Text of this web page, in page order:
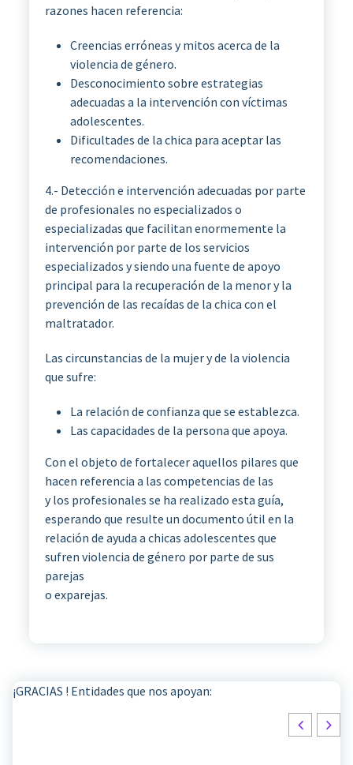
razones hacen referencia:
Creencias erróneas y mitos acerca de la
violencia de género.
Desconocimiento sobre estrategias
adecuadas a la intervención con víctimas
adolescentes.
Dificultades de la chica para aceptar las
recomendaciones.
4.- Detección e intervención adecuadas por parte
de profesionales no especializados o
especializadas que facilitan enormemente la
intervención por parte de los servicios
especializados y siendo una fuente de apoyo
principal para la recuperación de la menor y la
prevención de las recaídas de la chica con el
maltratador.
Las circunstancias de la mujer y de la violencia
que sufre:
La relación de confianza que se establezca.
Las capacidades de la persona que apoya.
Con el objeto de fortalecer aquellos pilares que
hacen referencia a las competencias de las
y los profesionales se ha realizado esta guía,
esperando que resulte un documento útil en la
relación de ayuda a chicas adolescentes que
sufren violencia de género por parte de sus
parejas
o exparejas.
¡GRACIAS ! Entidades que nos apoyan: